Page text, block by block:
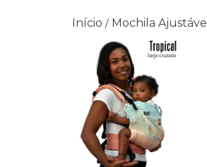
Início / Mochila Ajustável